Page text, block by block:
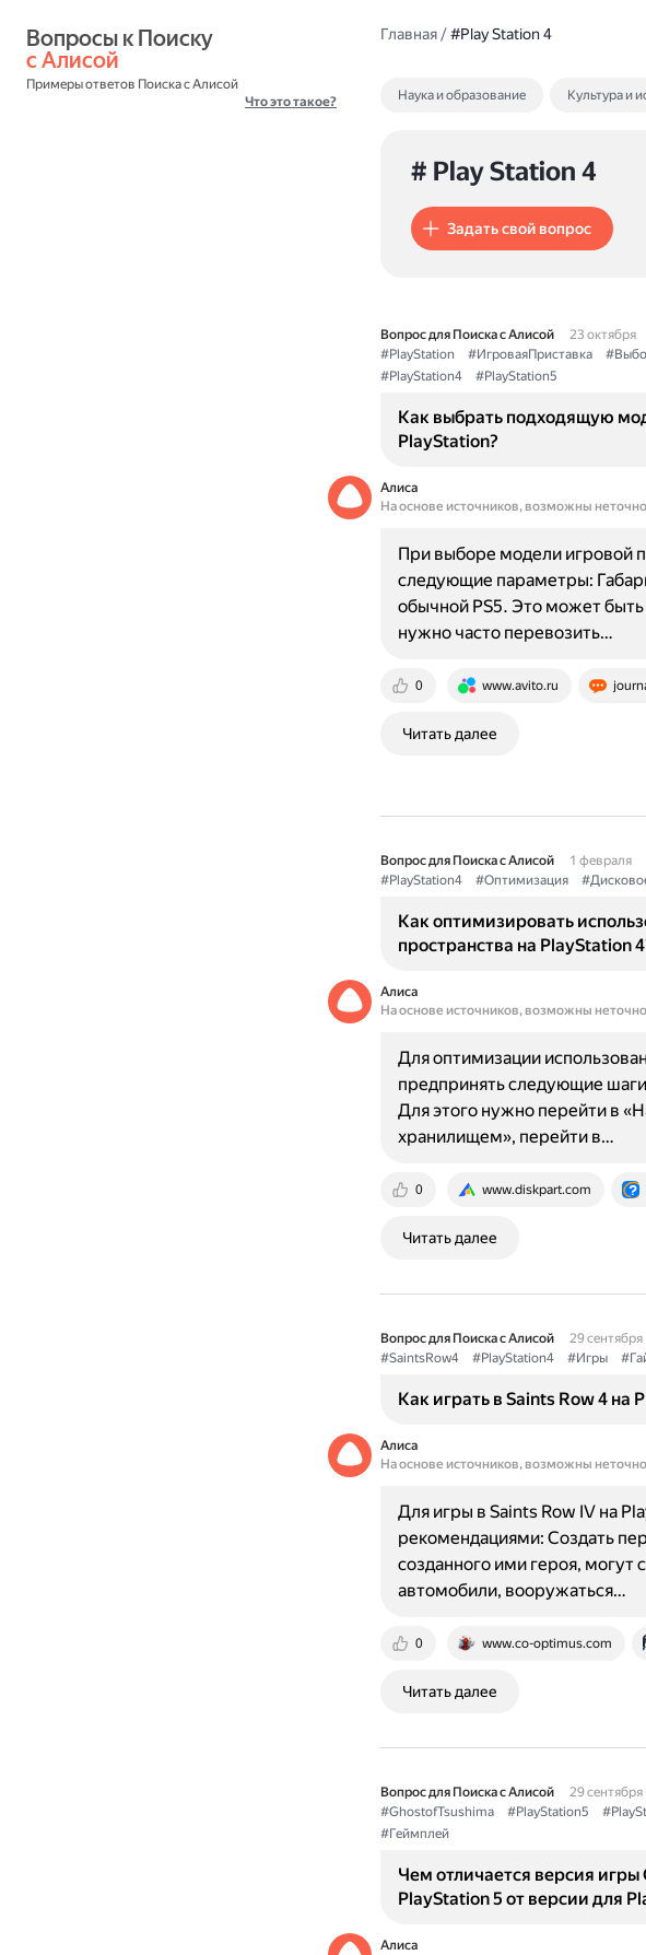
с Алисой
Примеры ответов Поиска с Алисой
Что это такое?
Главная/#Play Station 4
Наука и образование Культура и
# Play Station 4
Задать свой вопрос
Вопрос для Поиска с Алисой
23 октября
#PlayStation
#ИгроваяПриставка
#PlayStation4
#PlayStation5
Как выбрать подходящую
PlayStation?
Алиса
На основе источников, возможны
0 www.avito.ru
При выборе модели игровой
следующие параметры:
обычной PS5. Это может
нужно часто перевозить…
Читать далее
Вопрос для Поиска с Алисой
1 февраля
#PlayStation4
#Оптимизация
Как оптимизировать
пространства на PlayStation
Алиса
На основе источников, возможны
0 www.diskpart.com
Для оптимизации
предпринять следующие
Для этого нужно перейти в
хранилищем», перейти в…
Читать далее
Вопрос для Поиска с Алисой
29 сентября
#SaintsRow4
#PlayStation4 #Игры
Как играть в Saints Row 4 на
Алиса
На основе источников, возможны
0 www.co-optimus.com
Для игры в Saints Row IV на
рекомендациями: Создать
созданного ими героя, могут
автомобили, вооружаться…
Читать далее
Вопрос для Поиска с Алисой
29 сентября
#GhostofTsushima
#PlayStation5
#Геймплей
Чем отличается версия игры
PlayStation 5 от версии для
Алиса